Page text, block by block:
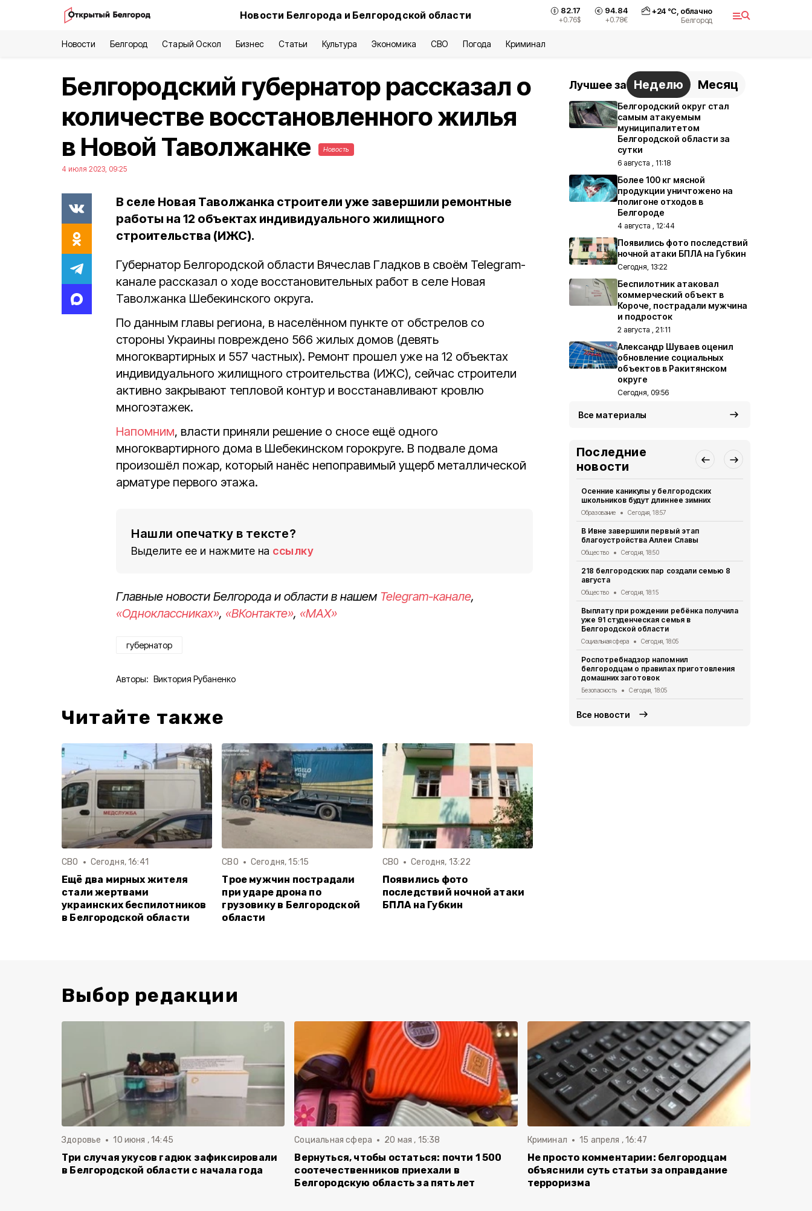
Новости Белгорода и Белгородской области 82.17
+0.76$
94.84
+0.78€
+24°С, облачно
Белгород
Новости Белгород Старый Оскол Бизнес Статьи Культура Экономика СВО Погода Криминал
Белгородский губернатор рассказал о
количестве восстановленного жилья
в Новой Таволжанке
Новость
4 июля 2023, 09:25
В селе Новая Таволжанка строители уже завершили ремонтные
работы на 12 объектах индивидуального жилищного
строительства (ИЖС).
Губернатор Белгородской области Вячеслав Гладков в своём Telegram-
канале рассказал о ходе восстановительных работ в селе Новая
Таволжанка Шебекинского округа.
По данным главы региона, в населённом пункте от обстрелов со
стороны Украины повреждено 566 жилых домов (девять
многоквартирных и 557 частных). Ремонт прошел уже на 12 объектах
индивидуального жилищного строительства (ИЖС), сейчас строители
активно закрывают тепловой контур и восстанавливают кровлю
многоэтажек.
Напомним, власти приняли решение о сносе ещё одного
многоквартирного дома в Шебекинском горокруге. В подвале дома
произошёл пожар, который нанёс непоправимый ущерб металлической
арматуре первого этажа.
Нашли опечатку в тексте?
Выделите ее и нажмите на ссылку
Главные новости Белгорода и области в нашем Telegram-канале,
«Одноклассниках», «ВКонтакте», «MAX»
губернатор
Авторы: Виктория Рубаненко
Читайте также
СВО Сегодня, 16:41
Ещё два мирных жителя
стали жертвами
украинских беспилотников
в Белгородской области
СВО Сегодня, 15:15
Трое мужчин пострадали
при ударе дрона по
грузовику в Белгородской
области
СВО Сегодня, 13:22
Появились фото
последствий ночной атаки
БПЛА на Губкин
Лучшее за Неделю Месяц
Белгородский округ стал
самым атакуемым
муниципалитетом
Белгородской области за
сутки
6 августа , 11:18
Более 100 кг мясной
продукции уничтожено на
полигоне отходов в
Белгороде
4 августа , 12:44
Появились фото последствий
ночной атаки БПЛА на Губкин
Сегодня, 13:22
Беспилотник атаковал
коммерческий объект в
Короче, пострадали мужчина
и подросток
2 августа , 21:11
Александр Шуваев оценил
обновление социальных
объектов в Ракитянском
округе
Сегодня, 09:56
Все материалы
Последние
новости
Осенние каникулы у белгородских
школьников будут длиннее зимних
Образование Сегодня, 18:57
В Ивне завершили первый этап
благоустройства Аллеи Славы
Общество Сегодня, 18:50
218 белгородских пар создали семью 8
августа
Общество Сегодня, 18:15
Выплату при рождении ребёнка получила
уже 91 студенческая семья в
Белгородской области
Социальная сфера Сегодня, 18:05
Роспотребнадзор напомнил
белгородцам о правилах приготовления
домашних заготовок
Безопасность Сегодня, 18:05
Все новости
Выбор редакции
Здоровье 10 июня , 14:45
Три случая укусов гадюк зафиксировали
в Белгородской области с начала года
Социальная сфера 20 мая , 15:38
Вернуться, чтобы остаться: почти 1 500
соотечественников приехали в
Белгородскую область за пять лет
Криминал 15 апреля , 16:47
Не просто комментарии: белгородцам
объяснили суть статьи за оправдание
терроризма